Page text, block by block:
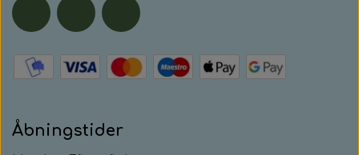
Åbningstider